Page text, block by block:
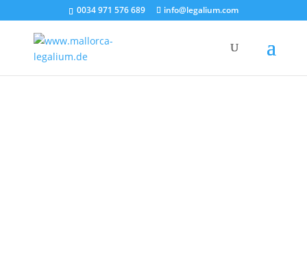
0034 971 576 689 info@legalium.com